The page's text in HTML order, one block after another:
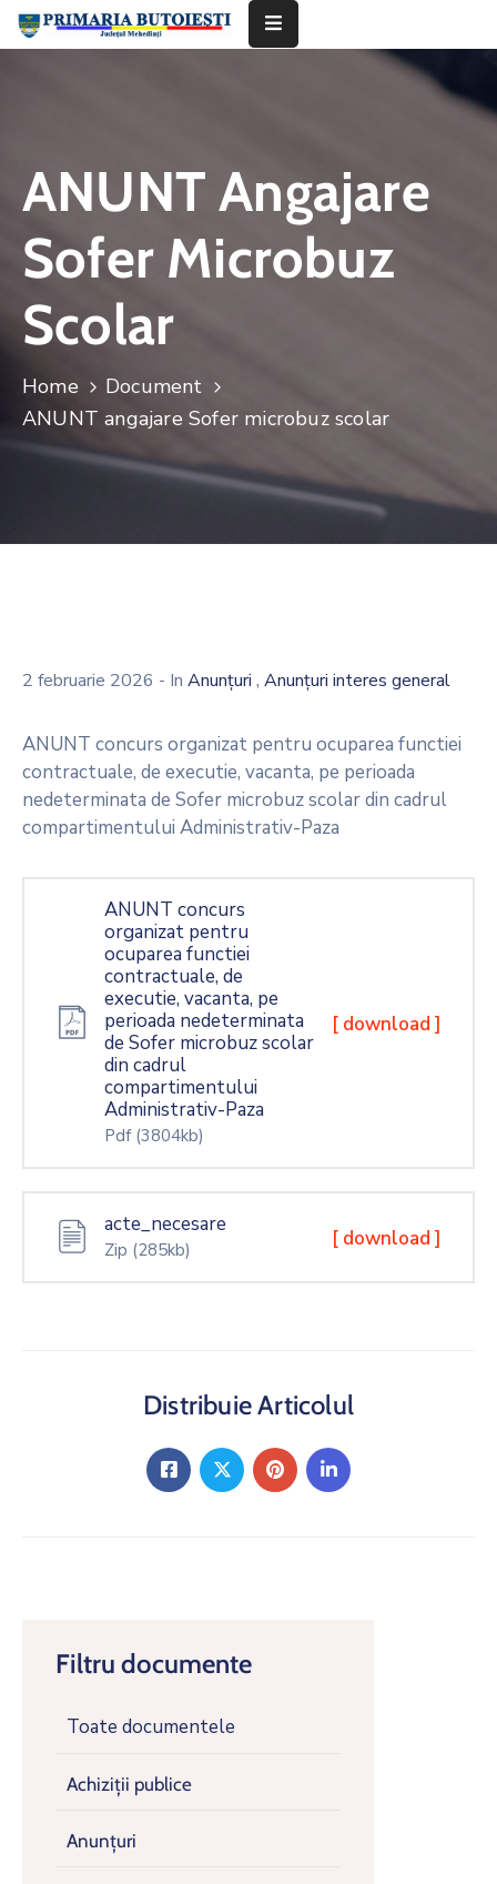
Informații
Interes
Public
Contact
ANUNT Angajare
Sofer Microbuz
Scolar
Home
Document
ANUNT angajare Sofer microbuz scolar
Filtru documente
Toate documentele
Achiziții publice
Anunțuri
2 februarie 2026 - In Anunțuri , Anunțuri interes general
ANUNT concurs organizat pentru ocuparea functiei
contractuale, de executie, vacanta, pe perioada
nedeterminata de Sofer microbuz scolar din cadrul
compartimentului Administrativ-Paza
ANUNT concurs
organizat pentru
ocuparea functiei
contractuale, de
executie, vacanta, pe
perioada nedeterminata
de Sofer microbuz scolar
din cadrul
compartimentului
Administrativ-Paza
Pdf (3804kb)
[ download ]
acte_necesare
Zip (285kb) [ download ]
Distribuie Articolul